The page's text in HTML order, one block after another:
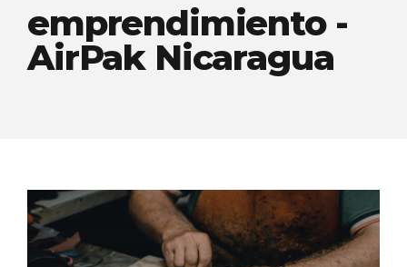
emprendimiento -
AirPak Nicaragua